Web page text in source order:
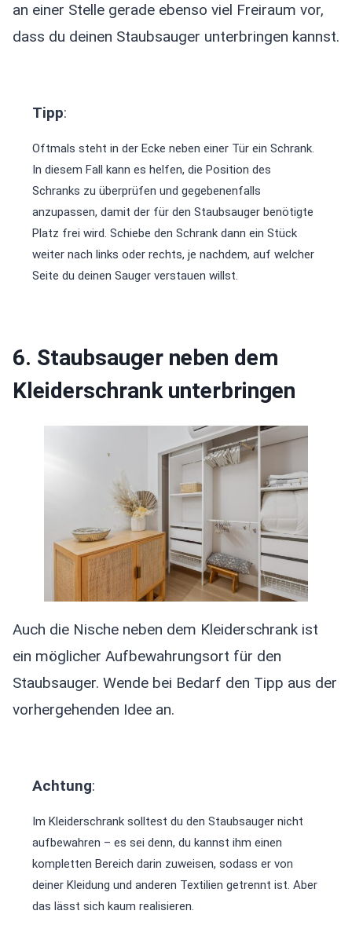
an einer Stelle gerade ebenso viel Freiraum vor,
dass du deinen Staubsauger unterbringen kannst.
Tipp:
Oftmals steht in der Ecke neben einer Tür ein Schrank.
In diesem Fall kann es helfen, die Position des
Schranks zu überprüfen und gegebenenfalls
anzupassen, damit der für den Staubsauger benötigte
Platz frei wird. Schiebe den Schrank dann ein Stück
weiter nach links oder rechts, je nachdem, auf welcher
Seite du deinen Sauger verstauen willst.
6. Staubsauger neben dem
Kleiderschrank unterbringen
Auch die Nische neben dem Kleiderschrank ist
ein möglicher Aufbewahrungsort für den
Staubsauger. Wende bei Bedarf den Tipp aus der
vorhergehenden Idee an.
Achtung:
Im Kleiderschrank solltest du den Staubsauger nicht
aufbewahren – es sei denn, du kannst ihm einen
kompletten Bereich darin zuweisen, sodass er von
deiner Kleidung und anderen Textilien getrennt ist. Aber
das lässt sich kaum realisieren.